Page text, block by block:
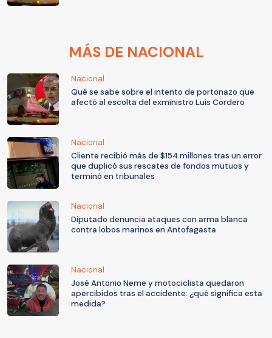
MÁS DE NACIONAL
Nacional
Qué se sabe sobre el intento de portonazo que
afectó al escolta del exministro Luis Cordero
Nacional
Cliente recibió más de $154 millones tras un error
que duplicó sus rescates de fondos mutuos y
terminó en tribunales
Nacional
Diputado denuncia ataques con arma blanca
contra lobos marinos en Antofagasta
Nacional
José Antonio Neme y motociclista quedaron
apercibidos tras el accidente: ¿qué significa esta
medida?